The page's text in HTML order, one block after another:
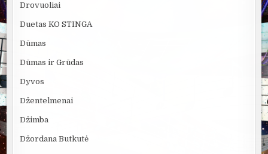
Drovuoliai
Duetas KO STINGA
Dūmas
Dūmas ir Grūdas
Dyvos
Džentelmenai
Džimba
Džordana Butkutė